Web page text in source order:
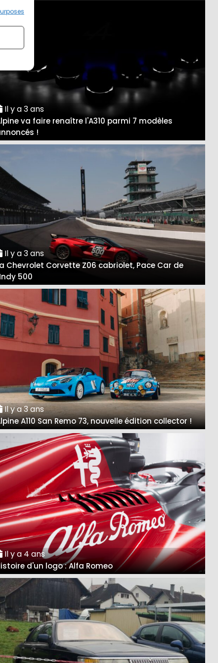
Il y a 3 ans
va faire renaître l'A310 parmi 7 modèles
!
Il y a 3 ans
Chevrolet Corvette Z06 cabriolet, Pace Car de
500
Il y a 3 ans
A110 San Remo 73, nouvelle édition collector !
Il y a 4 ans
d'un logo : Alfa Romeo